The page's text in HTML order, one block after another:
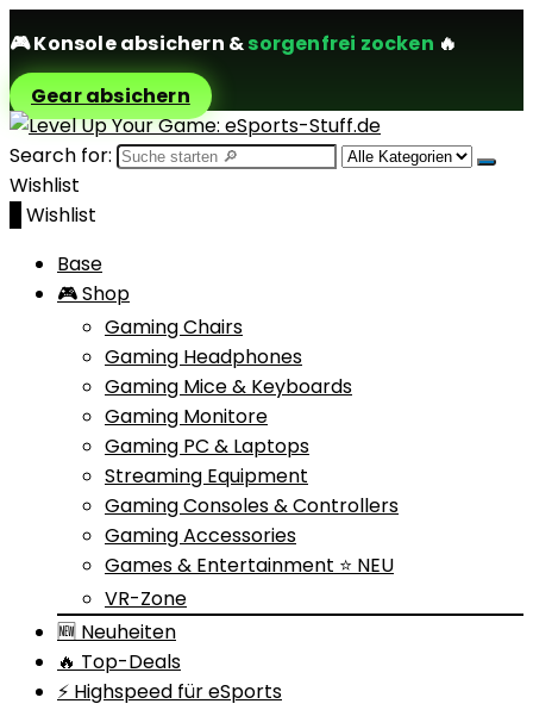
🎮Konsole absichern &sorgenfrei zocken 🔥
Gear absichern
Search for:
Wishlist
Wishlist
Base
🎮 Shop
Gaming Chairs
Gaming Headphones
Gaming Mice & Keyboards
Gaming Monitore
Gaming PC & Laptops
Streaming Equipment
Gaming Consoles & Controllers
Gaming Accessories
Games & Entertainment ⭐ NEU
VR-Zone
🆕 Neuheiten
🔥 Top-Deals
⚡ Highspeed für eSports